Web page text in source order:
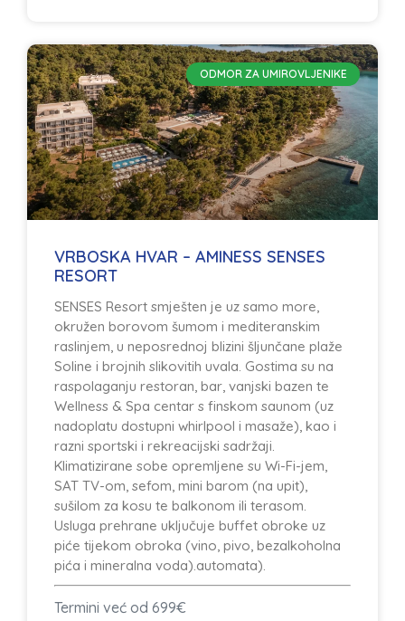
ODMOR ZA UMIROVLJENIKE
VRBOSKA HVAR – AMINESS SENSES
RESORT
SENSES Resort smješten je uz samo more,
okružen borovom šumom i mediteranskim
raslinjem, u neposrednoj blizini šljunčane plaže
Soline i brojnih slikovitih uvala. Gostima su na
raspolaganju restoran, bar, vanjski bazen te
Wellness & Spa centar s finskom saunom (uz
nadoplatu dostupni whirlpool i masaže), kao i
razni sportski i rekreacijski sadržaji.
Klimatizirane sobe opremljene su Wi-Fi-jem,
SAT TV-om, sefom, mini barom (na upit),
sušilom za kosu te balkonom ili terasom.
Usluga prehrane uključuje buffet obroke uz
piće tijekom obroka (vino, pivo, bezalkoholna
pića i mineralna voda).automata).
Termini već od 699€